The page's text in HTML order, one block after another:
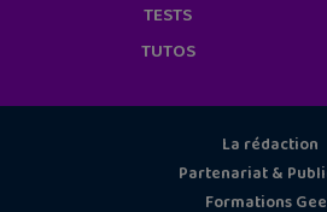
TESTS
TUTOS
La rédaction
Partenariat &
Formations